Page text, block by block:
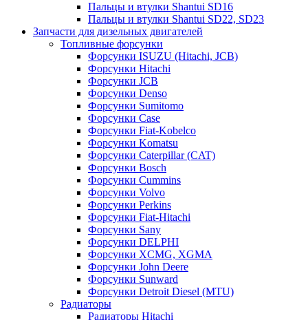
Пальцы и втулки Shantui SD16
Пальцы и втулки Shantui SD22, SD23
Запчасти для дизельных двигателей
Топливные форсунки
Форсунки ISUZU (Hitachi, JCB)
Форсунки Hitachi
Форсунки JCB
Форсунки Denso
Форсунки Sumitomo
Форсунки Case
Форсунки Fiat-Kobelco
Форсунки Komatsu
Форсунки Caterpillar (CAT)
Форсунки Bosch
Форсунки Cummins
Форсунки Volvo
Форсунки Perkins
Форсунки Fiat-Hitachi
Форсунки Sany
Форсунки DELPHI
Форсунки XCMG, XGMA
Форсунки John Deere
Форсунки Sunward
Форсунки Detroit Diesel (MTU)
Радиаторы
Радиаторы Hitachi